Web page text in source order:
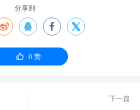
分享到
  
 0赞
下一篇